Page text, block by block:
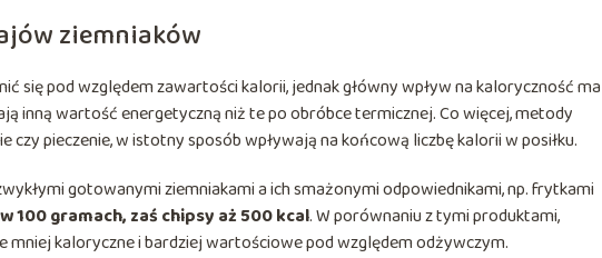
ziemniaków
się pod względem zawartości kalorii, jednak główny wpływ na kaloryczność ma
inną wartość energetyczną niż te po obróbce termicznej. Co więcej, metody
pieczenie, w istotny sposób wpływają na końcową liczbę kalorii w posiłku.
gotowanymi ziemniakami a ich smażonymi odpowiednikami, np. frytkami
100 gramach, zaś chipsy aż 500 kcal. W porównaniu z tymi produktami,
kaloryczne i bardziej wartościowe pod względem odżywczym.